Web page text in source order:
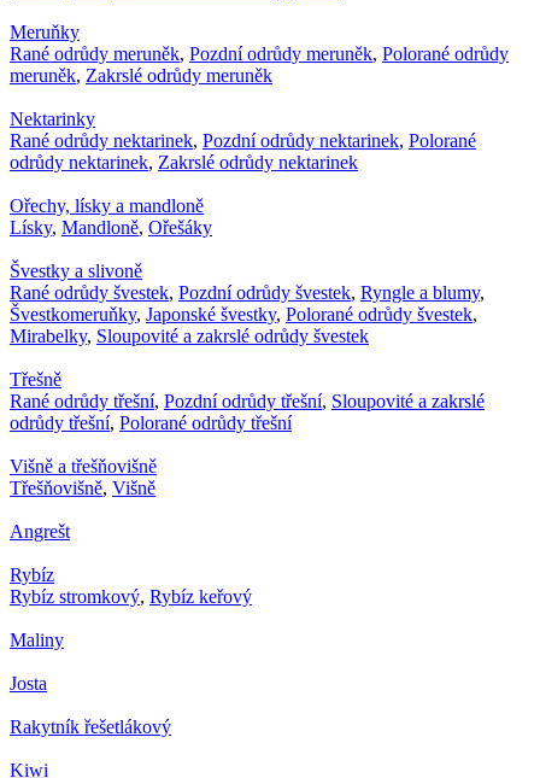
Meruňky
Rané odrůdy meruněk, Pozdní odrůdy meruněk, Polorané odrůdy
meruněk, Zakrslé odrůdy meruněk
Nektarinky
Rané odrůdy nektarinek, Pozdní odrůdy nektarinek, Polorané
odrůdy nektarinek, Zakrslé odrůdy nektarinek
Ořechy, lísky a mandloně
Lísky, Mandloně, Ořešáky
Švestky a slivoně
Rané odrůdy švestek, Pozdní odrůdy švestek, Ryngle a blumy,
Švestkomeruňky, Japonské švestky, Polorané odrůdy švestek,
Mirabelky, Sloupovité a zakrslé odrůdy švestek
Třešně
Rané odrůdy třešní, Pozdní odrůdy třešní, Sloupovité a zakrslé
odrůdy třešní, Polorané odrůdy třešní
Višně a třešňovišně
Třešňovišně, Višně
Angrešt
Rybíz
Rybíz stromkový, Rybíz keřový
Maliny
Josta
Rakytník řešetlákový
Kiwi